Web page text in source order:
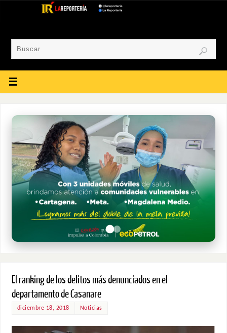
El ranking de los delitos más denunciados en el
departamento de Casanare
diciembre 18, 2018 Noticias